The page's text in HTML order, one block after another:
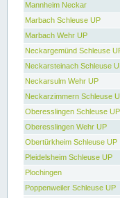
Mannheim Neckar
Marbach Schleuse UP
Marbach Wehr UP
Neckargemünd Schleuse
Neckarsteinach Schleuse
Neckarsulm Wehr UP
Neckarzimmern Schleuse
Oberesslingen Schleuse UP
Oberesslingen Wehr UP
Obertürkheim Schleuse UP
Pleidelsheim Schleuse UP
Plochingen
Poppenweiler Schleuse UP